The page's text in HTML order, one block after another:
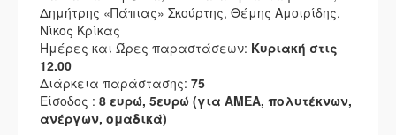
Δημήτρης «Πάπιας» Σκούρτης, Θέμης Αμοιρίδης,
Νίκος Κρίκας
Ημέρες και Ώρες παραστάσεων: Κυριακή στις
12.00
Διάρκεια παράστασης: 75
Είσοδος : 8 ευρώ, 5ευρώ (για ΑΜΕΑ, πολυτέκνων,
ανέργων, ομαδικά)